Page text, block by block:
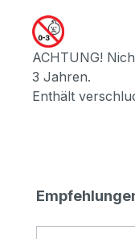
ACHTUNG!
3 Jahren.
Enthält
Produktgalerie